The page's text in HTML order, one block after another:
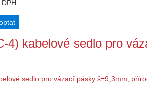
4) kabelové sedlo pro